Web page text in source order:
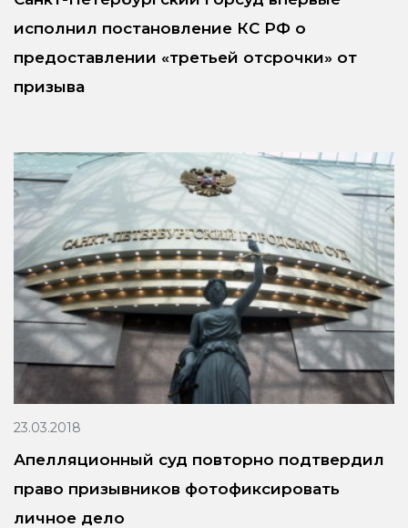
исполнил постановление КС РФ о
предоставлении «третьей отсрочки» от
призыва
23.03.2018
Апелляционный суд повторно подтвердил
право призывников фотофиксировать
личное дело